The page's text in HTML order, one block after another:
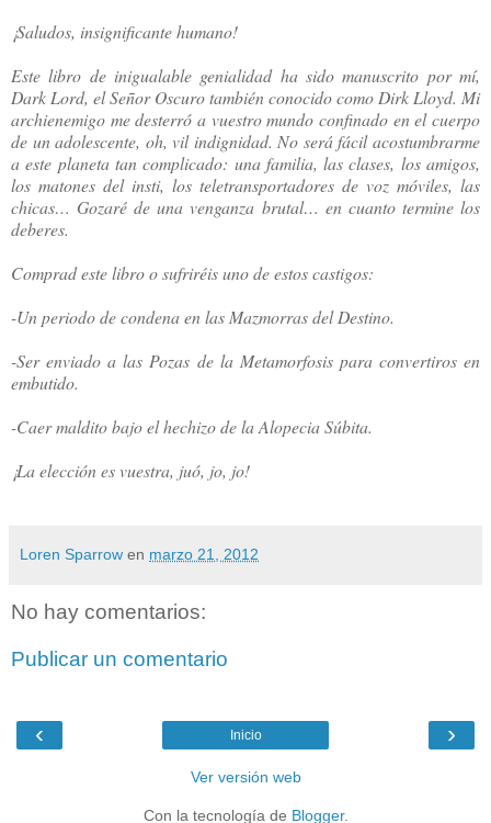
¡Saludos, insignificante humano!
Este libro de inigualable genialidad ha sido manuscrito por mí,
Dark Lord, el Señor Oscuro también conocido como Dirk Lloyd. Mi
archienemigo me desterró a vuestro mundo confinado en el cuerpo
de un adolescente, oh, vil indignidad. No será fácil acostumbrarme
a este planeta tan complicado: una familia, las clases, los amigos,
los matones del insti, los teletransportadores de voz móviles, las
chicas… Gozaré de una venganza brutal… en cuanto termine los
deberes.
Comprad este libro o sufriréis uno de estos castigos:
-Un periodo de condena en las Mazmorras del Destino.
-Ser enviado a las Pozas de la Metamorfosis para convertiros en
embutido.
-Caer maldito bajo el hechizo de la Alopecia Súbita.
¡La elección es vuestra, juó, jo, jo!
Loren Sparrow en marzo 21, 2012
No hay comentarios:
Publicar un comentario
‹ ›
Inicio
Ver versión web
Con la tecnología de Blogger.